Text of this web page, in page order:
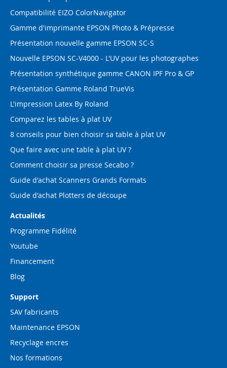
Compatibilité EIZO ColorNavigator
Gamme d'imprimante EPSON Photo & Prépresse
Présentation nouvelle gamme EPSON SC-S
Nouvelle EPSON SC-V4000 - L'UV pour les photographes
Présentation synthétique gamme CANON IPF Pro & GP
Présentation Gamme Roland TrueVis
L'impression Latex By Roland
Comparez les tables à plat UV
8 conseils pour bien choisir sa table à plat UV
Que faire avec une table à plat UV ?
Comment choisir sa presse Secabo ?
Guide d'achat Scanners Grands Formats
Guide d'achat Plotters de découpe
Actualités
Programme Fidélité
Youtube
Financement
Blog
Support
SAV fabricants
Maintenance EPSON
Recyclage encres
Nos formations